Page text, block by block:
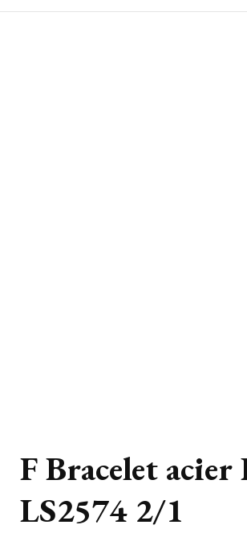
F Bracelet acier
LS2574 2/1